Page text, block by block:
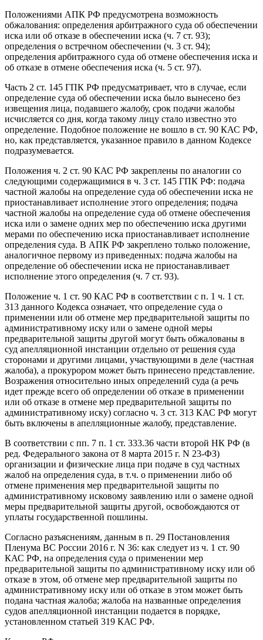
Положениями АПК РФ предусмотрена возможность
обжалования: определения арбитражного суда об обеспечении
иска или об отказе в обеспечении иска (ч. 7 ст. 93);
определения о встречном обеспечении (ч. 3 ст. 94);
определения арбитражного суда об отмене обеспечения иска и
об отказе в отмене обеспечения иска (ч. 5 ст. 97).
Часть 2 ст. 145 ГПК РФ предусматривает, что в случае, если
определение суда об обеспечении иска было вынесено без
извещения лица, подавшего жалобу, срок подачи жалобы
исчисляется со дня, когда такому лицу стало известно это
определение. Подобное положение не вошло в ст. 90 КАС РФ,
но, как представляется, указанное правило в данном Кодексе
подразумевается.
Положения ч. 2 ст. 90 КАС РФ закреплены по аналогии со
следующими содержащимися в ч. 3 ст. 145 ГПК РФ: подача
частной жалобы на определение суда об обеспечении иска не
приостанавливает исполнение этого определения; подача
частной жалобы на определение суда об отмене обеспечения
иска или о замене одних мер по обеспечению иска другими
мерами по обеспечению иска приостанавливает исполнение
определения суда. В АПК РФ закреплено только положение,
аналогичное первому из приведенных: подача жалобы на
определение об обеспечении иска не приостанавливает
исполнение этого определения (ч. 7 ст. 93).
Положение ч. 1 ст. 90 КАС РФ в соответствии с п. 1 ч. 1 ст.
313 данного Кодекса означает, что определение суда о
применении или об отмене мер предварительной защиты по
административному иску или о замене одной меры
предварительной защиты другой могут быть обжалованы в
суд апелляционной инстанции отдельно от решения суда
сторонами и другими лицами, участвующими в деле (частная
жалоба), а прокурором может быть принесено представление.
Возражения относительно иных определений суда (а речь
идет прежде всего об определении об отказе в применении
или об отказе в отмене мер предварительной защиты по
административному иску) согласно ч. 3 ст. 313 КАС РФ могут
быть включены в апелляционные жалобу, представление.
В соответствии с пп. 7 п. 1 ст. 333.36 части второй НК РФ (в
ред. Федерального закона от 8 марта 2015 г. N 23-ФЗ)
организации и физические лица при подаче в суд частных
жалоб на определения суда, в т.ч. о применении либо об
отмене применения мер предварительной защиты по
административному исковому заявлению или о замене одной
меры предварительной защиты другой, освобождаются от
уплаты государственной пошлины.
Согласно разъяснениям, данным в п. 29 Постановления
Пленума ВС России 2016 г. N 36: как следует из ч. 1 ст. 90
КАС РФ, на определения суда о применении мер
предварительной защиты по административному иску или об
отказе в этом, об отмене мер предварительной защиты по
административному иску или об отказе в этом может быть
подана частная жалоба; жалоба на названные определения
судов апелляционной инстанции подается в порядке,
установленном статьей 319 КАС РФ.